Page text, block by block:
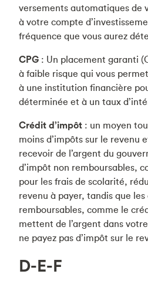
versements automatiques de
à votre compte
fréquence que vous aurez
CPG : Un placement garanti
à faible risque qui vous
à une institution financière
déterminée et à un taux
Crédit d’impôt : un moyen
moins d’impôts sur le revenu
recevoir de l’argent du
d’impôt non remboursables,
pour les frais de scolarité,
revenu à payer, tandis que les
remboursables, comme le
mettent de l’argent dans
ne payez pas d’impôt sur le
D-E-F